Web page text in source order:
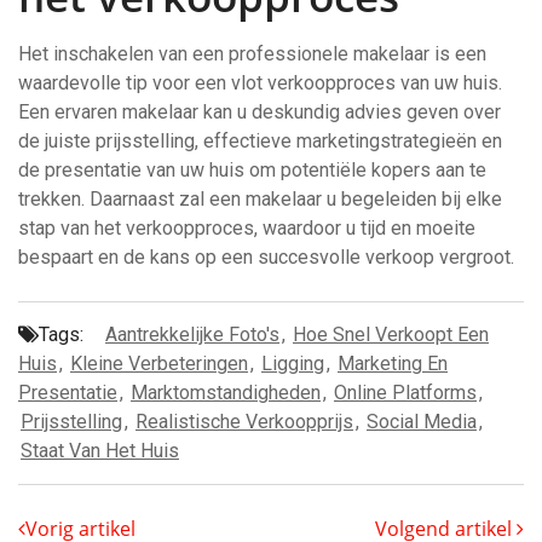
Het inschakelen van een professionele makelaar is een
waardevolle tip voor een vlot verkoopproces van uw huis.
Een ervaren makelaar kan u deskundig advies geven over
de juiste prijsstelling, effectieve marketingstrategieën en
de presentatie van uw huis om potentiële kopers aan te
trekken. Daarnaast zal een makelaar u begeleiden bij elke
stap van het verkoopproces, waardoor u tijd en moeite
bespaart en de kans op een succesvolle verkoop vergroot.
Tags: Aantrekkelijke Foto's, Hoe Snel Verkoopt Een
Huis, Kleine Verbeteringen, Ligging, Marketing En
Presentatie, Marktomstandigheden, Online Platforms,
Prijsstelling, Realistische Verkoopprijs, Social Media,
Staat Van Het Huis
Vorig artikel Volgend artikel